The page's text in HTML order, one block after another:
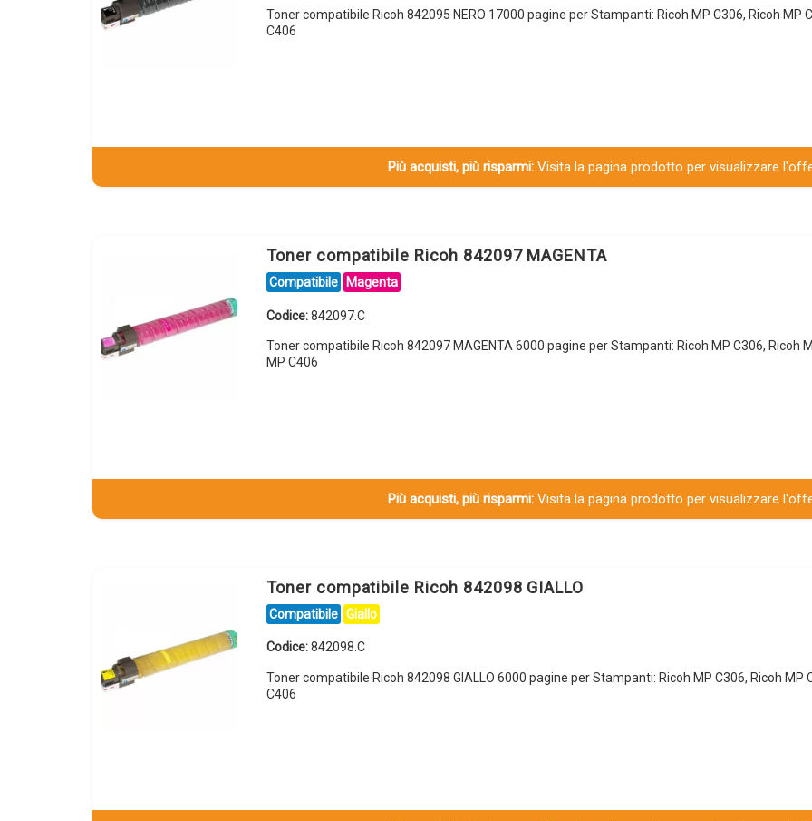
Toner compatibile Ricoh 842095 NERO 17000 pagine per Stampanti: Ricoh MP C306, Ricoh MP
C406
Più acquisti, più risparmi:Visita la pagina prodotto per visualizzare
Toner compatibile Ricoh 842097 MAGENTA
Compatibile Magenta
Codice:842097.C
Toner compatibile Ricoh 842097 MAGENTA 6000 pagine per Stampanti: Ricoh MP C306, Ricoh
MP C406
Più acquisti, più risparmi:Visita la pagina prodotto per visualizzare
Toner compatibile Ricoh 842098 GIALLO
Compatibile Giallo
Codice:842098.C
Toner compatibile Ricoh 842098 GIALLO 6000 pagine per Stampanti: Ricoh MP C306, Ricoh MP
C406